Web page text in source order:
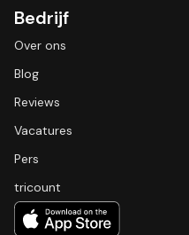
Bedrijf
Over ons
Blog
Reviews
Vacatures
Pers
tricount